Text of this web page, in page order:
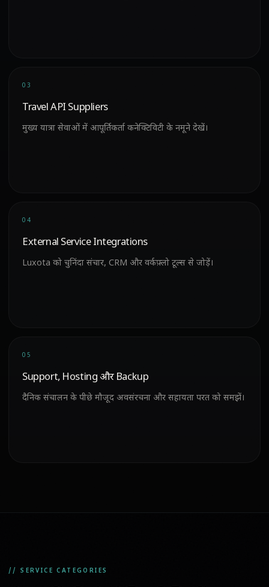
03
Travel API Suppliers
मुख्य यात्रा सेवाओं में आपूर्तिकर्ता कनेक्टिविटी के नमूने देखें।
04
External Service Integrations
Luxota को चुनिंदा संचार, CRM और वर्कफ़्लो टूल्स से जोड़ें।
05
Support, Hosting और Backup
दैनिक संचालन के पीछे मौजूद अवसंरचना और सहायता परत को समझें।
// SERVICE CATEGORIES